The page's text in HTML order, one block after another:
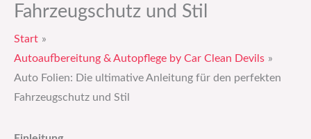
Fahrzeugschutz und Stil
Start
Autoaufbereitung & Autopflege by Car Clean Devils
Auto Folien: Die ultimative Anleitung für den perfekten
Fahrzeugschutz und Stil